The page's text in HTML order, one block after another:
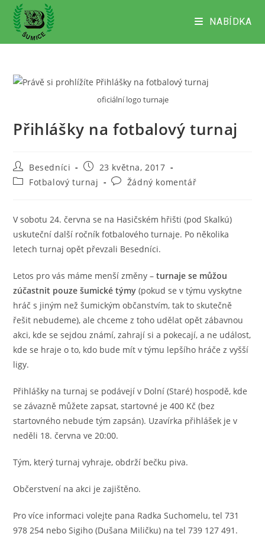
Přejít
obsahu
NABÍDKA
oficiální logo turnaje
Přihlášky na fotbalový turnaj
Autor
příspěvku
Besedníci
Příspěvek
publikován
23 května, 2017
RubrikyFotbalový turnaj
Komentáře
Žádný komentář
V sobotu 24. června se na Hasičském hřišti (pod Skalkú)
uskuteční další ročník fotbalového turnaje. Po několika
letech turnaj opět převzali Besedníci.
Letos pro vás máme menší změny –turnaje se můžou
zúčastnit pouze šumické týmy (pokud se v týmu vyskytne
hráč s jiným než šumickým občanstvím, tak to skutečně
řešit nebudeme), ale chceme z toho udělat opět zábavnou
akci, kde se sejdou známí, zahrají si a pokecají, a ne událost,
kde se hraje o to, kdo bude mít v týmu lepšího hráče z vyšší
ligy.
Přihlášky na turnaj se podávejí v Dolní (Staré) hospodě, kde
se závazně můžete zapsat, startovné je 400 Kč (bez
startovného nebude tým zapsán). Uzavírka přihlášek je v
neděli 18. června ve 20:00.
Tým, který turnaj vyhraje, obdrží bečku piva.
Občerstvení na akci je zajištěno.
Pro více informaci volejte pana Radka Suchomelu, tel 731
978 254 nebo Sigiho (Dušana Miličku) na tel 739 127 491.